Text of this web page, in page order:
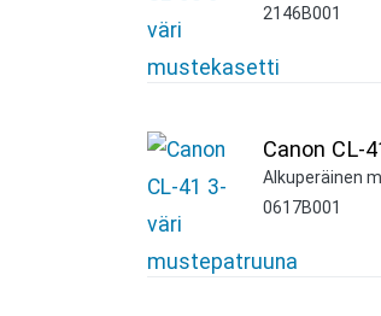
2146B001
Canon CL-
Alkuperäinen
0617B001